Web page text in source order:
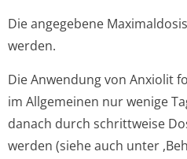
Die angegebene
werden.
Die Anwendung von Anxiolit
im Allgemeinen nur wenige
danach durch schrittweise
werden (siehe auch unter